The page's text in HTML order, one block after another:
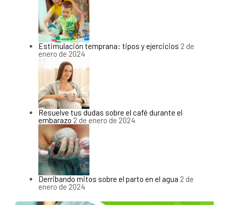
Estimulación temprana: tipos y ejercicios 2 de
enero de 2024
Resuelve tus dudas sobre el café durante el
embarazo 2 de enero de 2024
Derribando mitos sobre el parto en el agua 2 de
enero de 2024